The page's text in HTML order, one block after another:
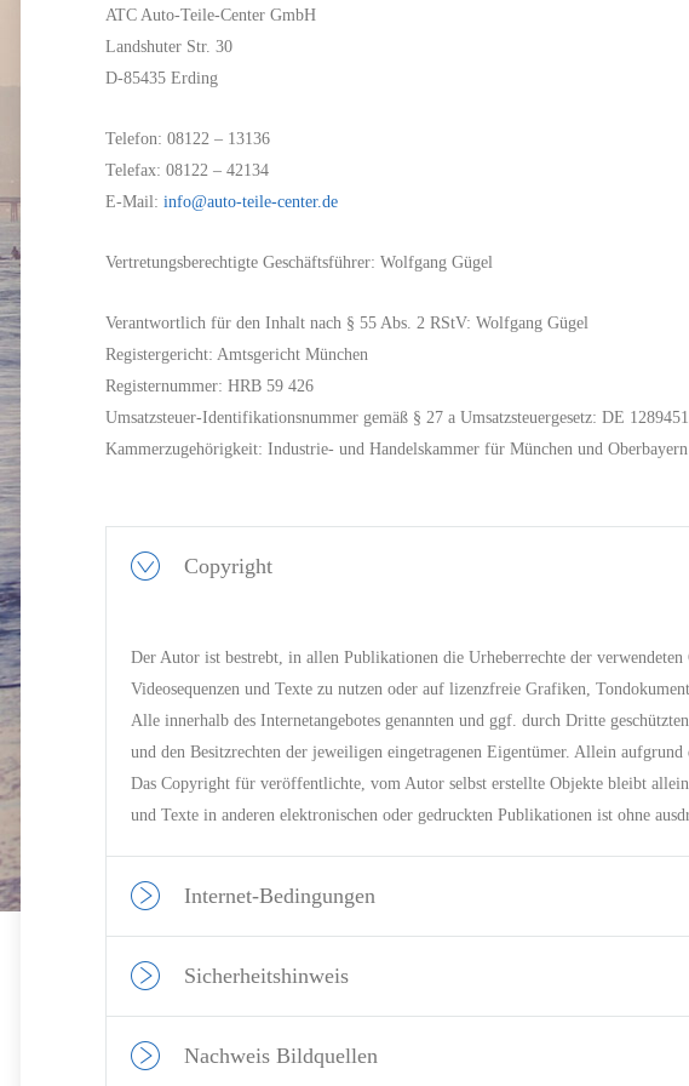
ATC Auto-Teile-Center GmbH
Landshuter Str. 30
D-85435 Erding
Telefon: 08122 – 13136
Telefax: 08122 – 42134
E-Mail: info@auto-teile-center.de
Vertretungsberechtigte Geschäftsführer: Wolfgang Gügel
Verantwortlich für den Inhalt nach § 55 Abs. 2 RStV: Wolfgang Gügel
Registergericht: Amtsgericht München
Registernummer: HRB 59 426
Umsatzsteuer-Identifikationsnummer gemäß § 27 a Umsatzsteuergesetz: DE
Kammerzugehörigkeit: Industrie- und Handelskammer für München und Oberbayern
Copyright
Der Autor ist bestrebt, in allen Publikationen die Urheberrechte der
Videosequenzen und Texte zu nutzen oder auf lizenzfreie Grafiken,
Alle innerhalb des Internetangebotes genannten und ggf. durch Dritte
und den Besitzrechten der jeweiligen eingetragenen Eigentümer. Allein
Das Copyright für veröffentlichte, vom Autor selbst erstellte Objekte bleibt
und Texte in anderen elektronischen oder gedruckten Publikationen ist ohne
Internet-Bedingungen
Sicherheitshinweis
Nachweis Bildquellen